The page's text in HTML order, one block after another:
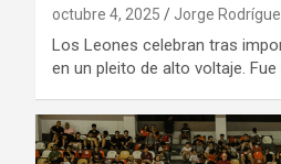
octubre 4, 2025 Jorge
Los Leones celebran tras
en un pleito de alto voltaje. Fue